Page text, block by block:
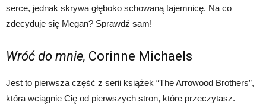
serce, jednak skrywa głęboko schowaną tajemnicę. Na co
zdecyduje się Megan? Sprawdź sam!
Wróć do mnie, Corinne Michaels
Jest to pierwsza część z serii książek “The Arrowood Brothers”,
która wciągnie Cię od pierwszych stron, które przeczytasz.